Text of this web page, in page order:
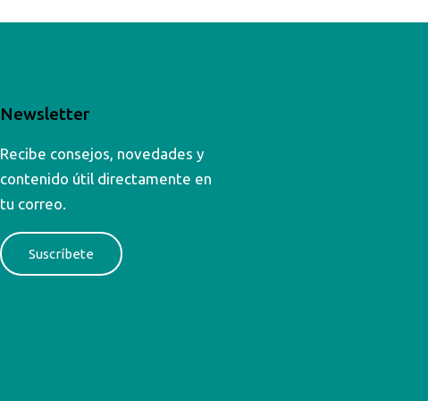
Newsletter
Recibe consejos, novedades y
contenido útil directamente en
tu correo.
Suscríbete